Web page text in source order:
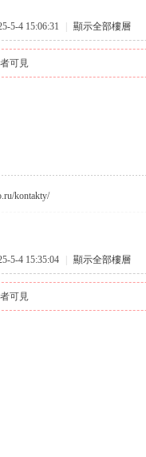
5-4 15:06:31 顯示全部樓層
可見
kontakty/
5-4 15:35:04 顯示全部樓層
可見